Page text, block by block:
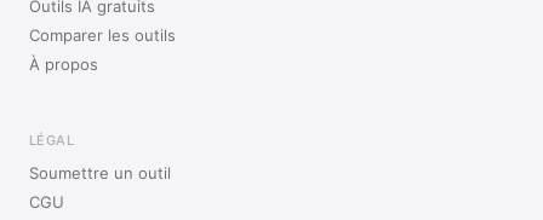
Outils IA gratuits
Comparer les outils
À propos
LÉGAL
Soumettre un outil
CGU